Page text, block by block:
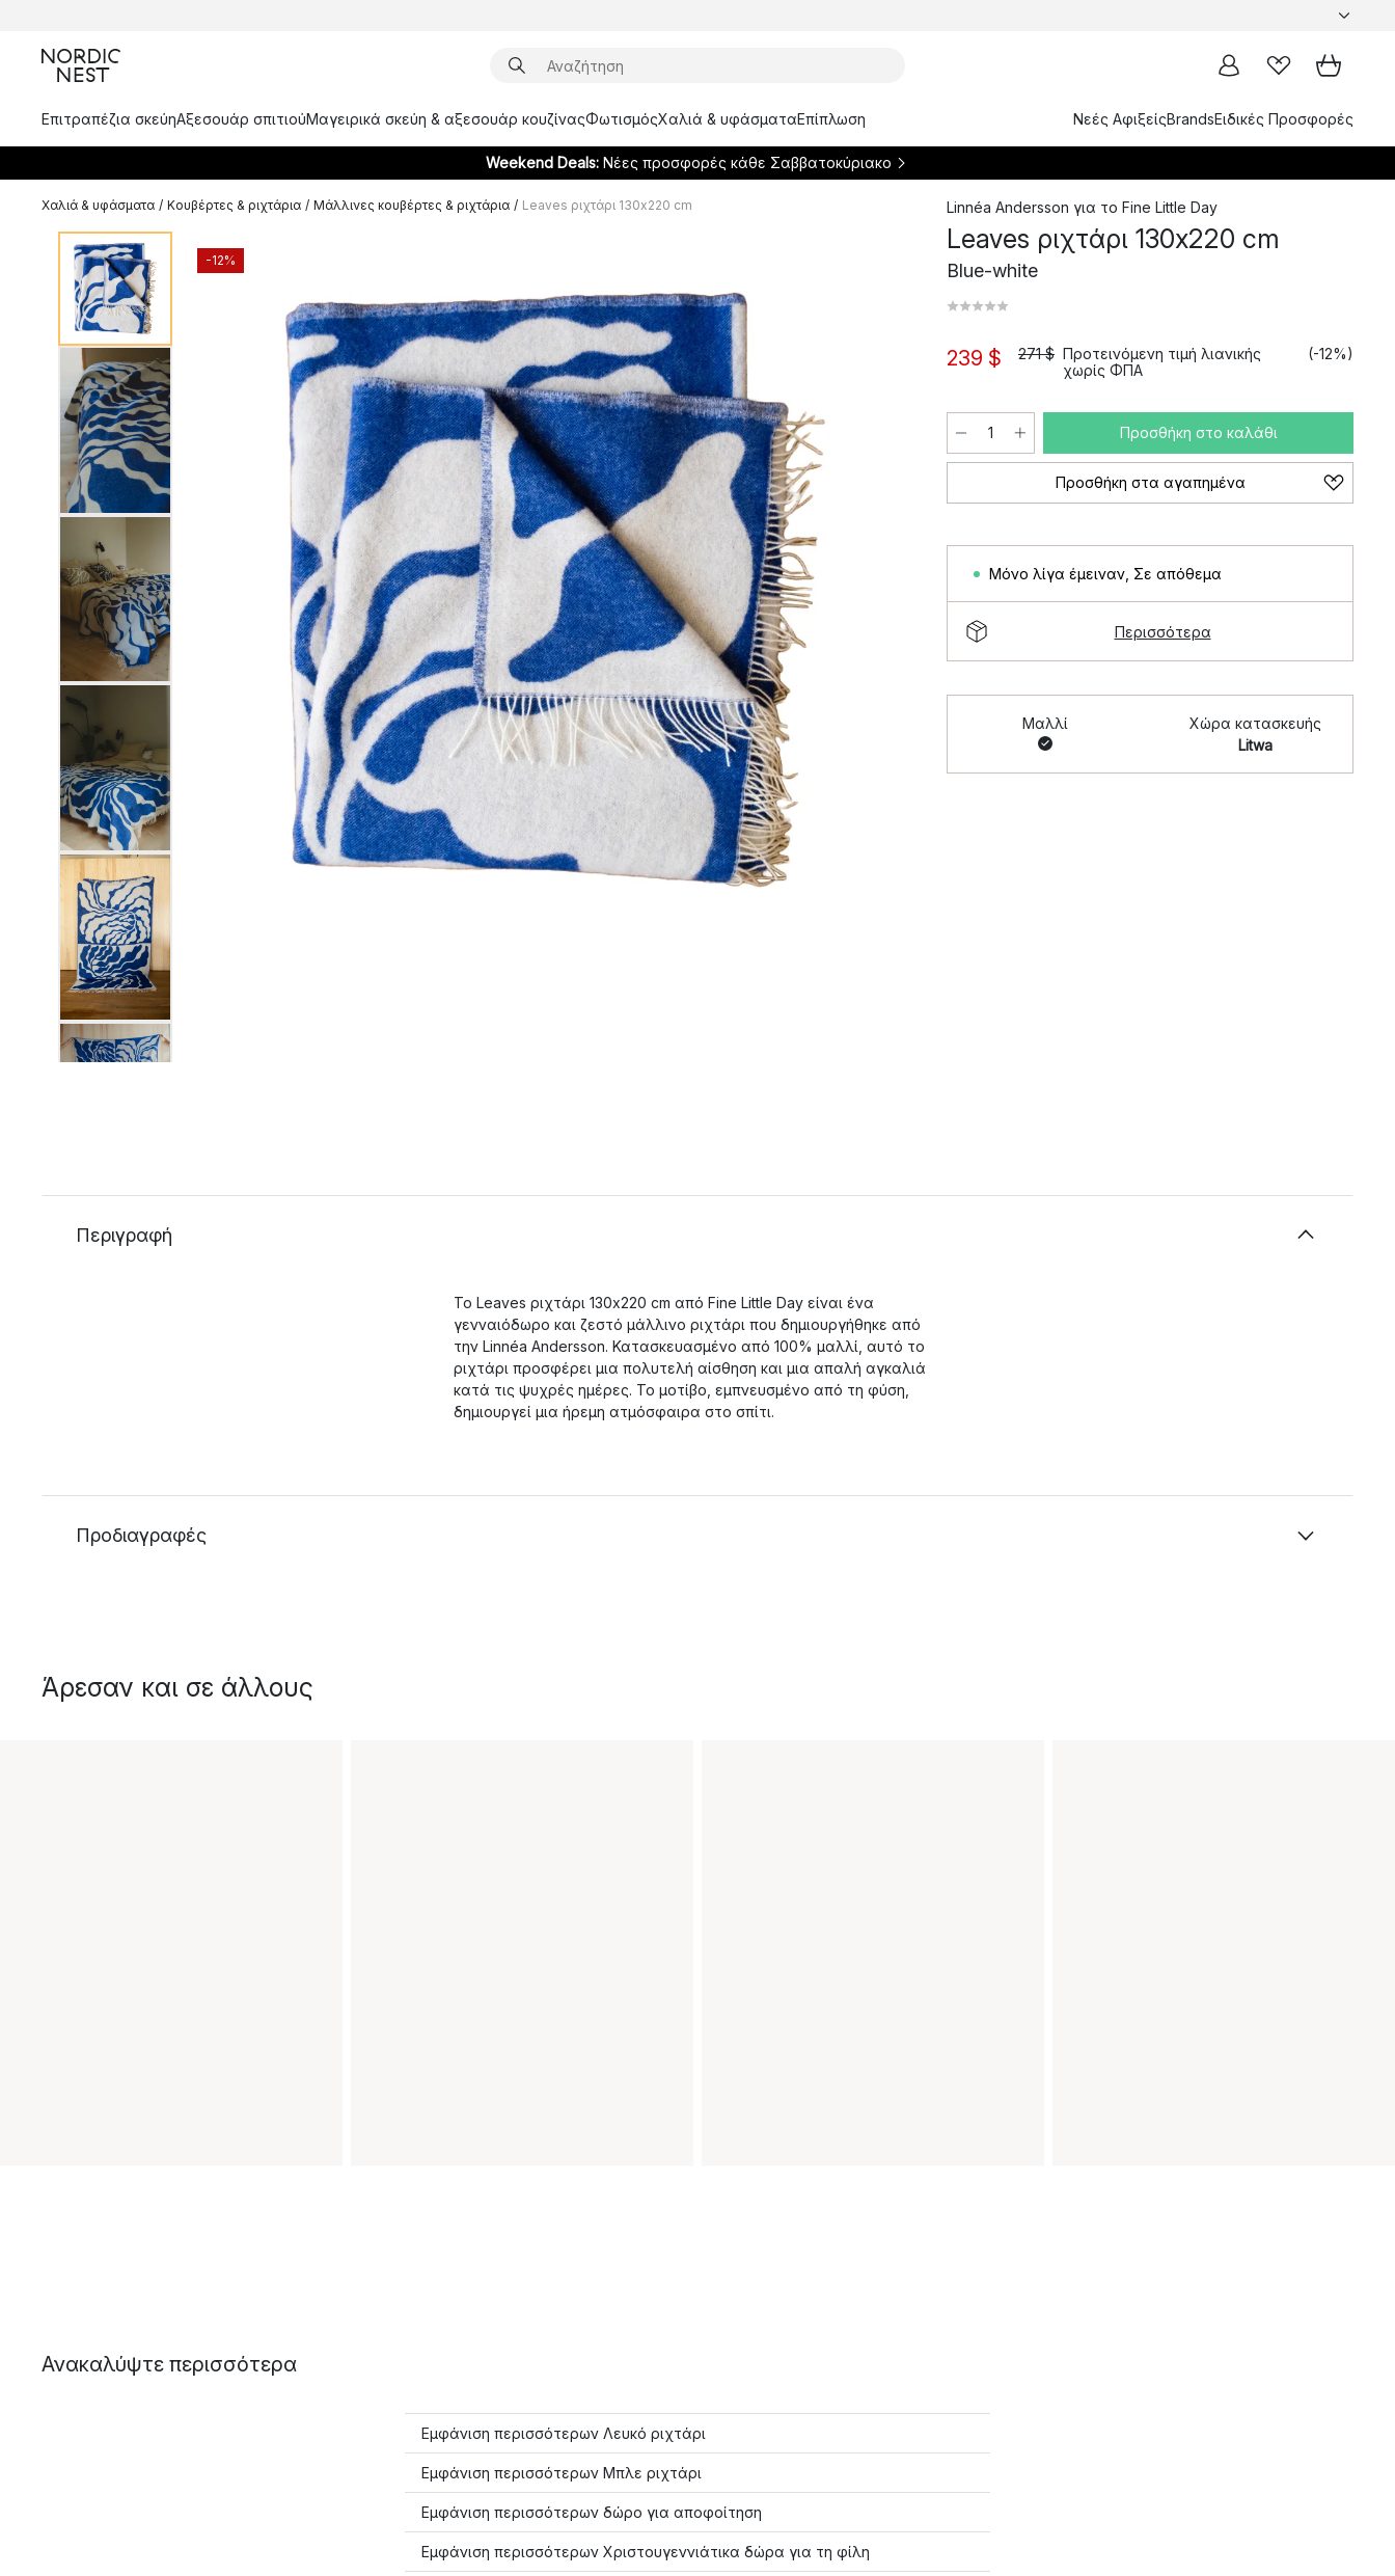
Επιτραπέζια σκεύηΑξεσουάρ σπιτιούΜαγειρικά σκεύη & αξεσουάρ κουζίναςΦωτισμόςΧαλιά & υφάσματαΕπίπλωση Νεές ΑφιξείςBrandsΕιδικές Προσφορές
Weekend Deals: Νέες προσφορές κάθε Σαββατοκύριακο
Χαλιά & υφάσματα / Κουβέρτες & ριχτάρια / Μάλλινες κουβέρτες & ριχτάρια / Leaves ριχτάρι 130x220 cm
-12%
Linnéa Andersson για το Fine Little Day
Leaves ριχτάρι 130x220 cm
Blue-white
239 $ 271 $ Προτεινόμενη τιμή λιανικής
χωρίς ΦΠΑ
(-12%)
Προσθήκη στο καλάθι
Προσθήκη στα αγαπημένα
Μόνο λίγα έμειναν Σε απόθεμα
Περισσότερα
Μαλλί
Χώρα κατασκευής
Litwa
Περιγραφή
Το Leaves ριχτάρι 130x220 cm από Fine Little Day είναι ένα
γενναιόδωρο και ζεστό μάλλινο ριχτάρι που δημιουργήθηκε από
την Linnéa Andersson. Κατασκευασμένο από 100% μαλλί, αυτό το
ριχτάρι προσφέρει μια πολυτελή αίσθηση και μια απαλή αγκαλιά
κατά τις ψυχρές ημέρες. Το μοτίβο, εμπνευσμένο από τη φύση,
δημιουργεί μια ήρεμη ατμόσφαιρα στο σπίτι.
Προδιαγραφές
Άρεσαν και σε άλλους
Ανακαλύψτε περισσότερα
Εμφάνιση περισσότερων Λευκό ριχτάρι
Εμφάνιση περισσότερων Μπλε ριχτάρι
Εμφάνιση περισσότερων δώρο για αποφοίτηση
Εμφάνιση περισσότερων Χριστουγεννιάτικα δώρα για τη φίλη